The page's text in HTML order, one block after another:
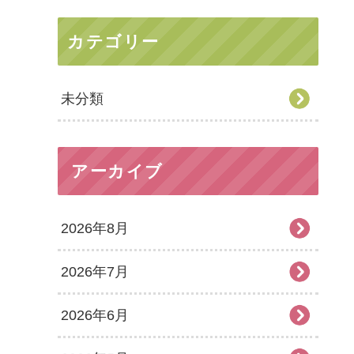
カテゴリー
未分類
アーカイブ
2026年8月
2026年7月
2026年6月